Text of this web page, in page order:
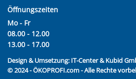
Öffnungszeiten
Mo - Fr
08.00 - 12.00
13.00 - 17.00
Design & Umsetzung: IT-Center & Kubid
© 2024 - ÖKOPROFI.com - Alle Rechte